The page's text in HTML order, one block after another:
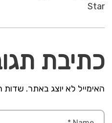
Star
כתיבת
האימייל לא יוצג באתר. שדות